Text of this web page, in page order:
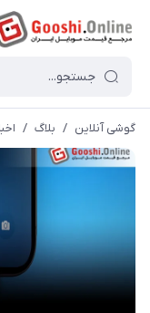
گوشی آنلاین / بلاگ /